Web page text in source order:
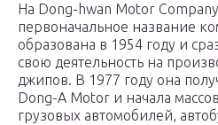
Ha Dong-hwan Motor
первоначальное название
образована в 1954 году и
свою деятельность на
джипов. В 1977 году она
Dong-A Motor и начала
грузовых автомобилей,